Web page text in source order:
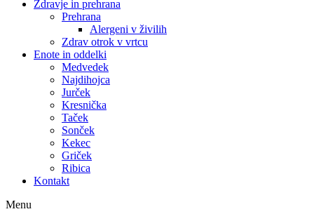
Zdravje in prehrana
Prehrana
Alergeni v živilih
Zdrav otrok v vrtcu
Enote in oddelki
Medvedek
Najdihojca
Jurček
Kresnička
Taček
Sonček
Kekec
Griček
Ribica
Kontakt
Menu